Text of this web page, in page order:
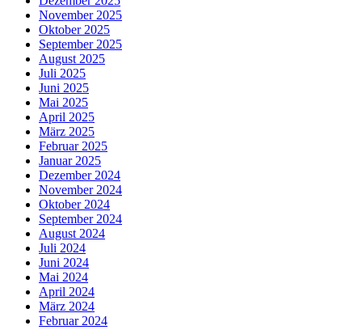
November 2025
Oktober 2025
September 2025
August 2025
Juli 2025
Juni 2025
Mai 2025
April 2025
März 2025
Februar 2025
Januar 2025
Dezember 2024
November 2024
Oktober 2024
September 2024
August 2024
Juli 2024
Juni 2024
Mai 2024
April 2024
März 2024
Februar 2024